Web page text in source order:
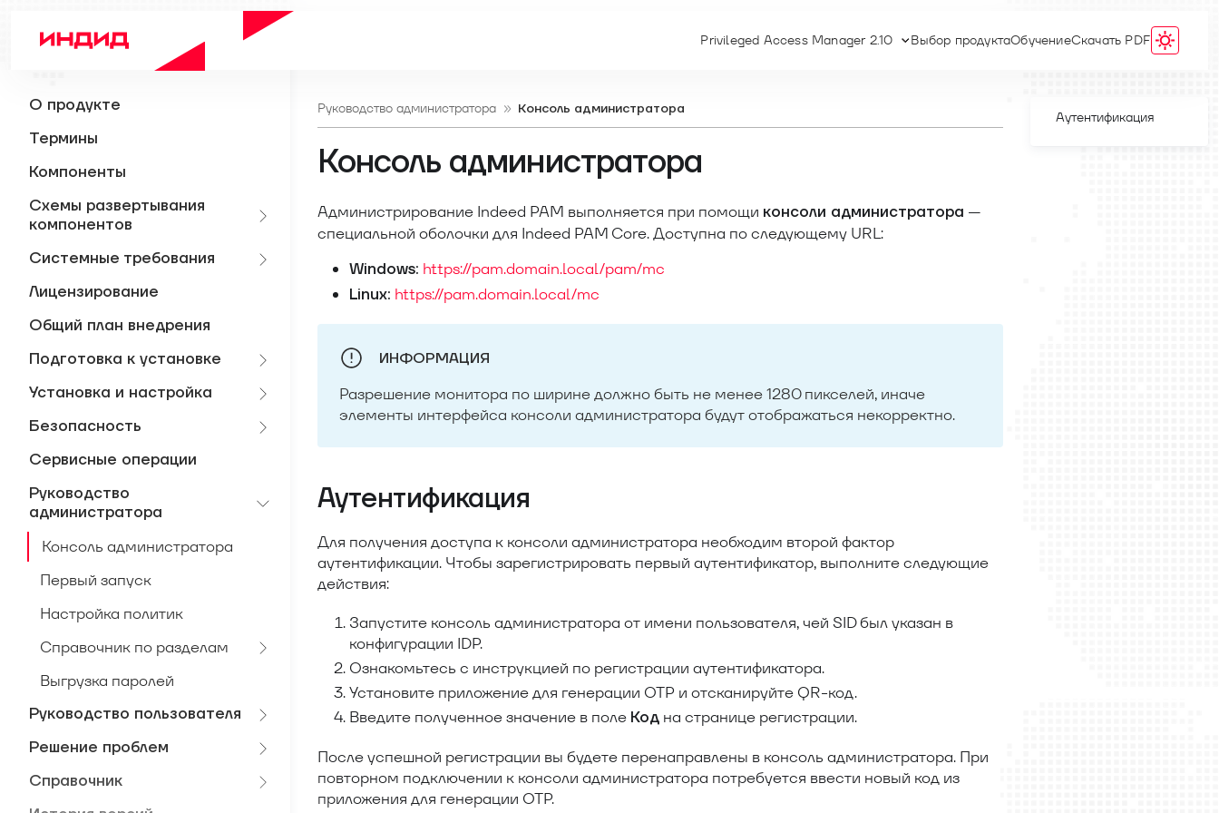
Privileged Access Manager 2.10 Выбор продуктаОбучениеСкачать PDF
О продукте
Термины
Компоненты
Схемы развертывания
компонентов
Системные требования
Лицензирование
Общий план внедрения
Подготовка к установке
Установка и настройка
Безопасность
Сервисные операции
Руководство
администратора
Консоль администратора
Первый запуск
Настройка политик
Справочник по разделам
Выгрузка паролей
Руководство пользователя
Решение проблем
Справочник
Руководство администратора Консоль администратора
Консоль администратора
Администрирование Indeed PAM выполняется при помощи консоли администратора —
специальной оболочки для Indeed PAM Core. Доступна по следующему URL:
Windows: https://pam.domain.local/pam/mc
Linux: https://pam.domain.local/mc
ИНФОРМАЦИЯ
Разрешение монитора по ширине должно быть не менее 1280 пикселей, иначе
элементы интерфейса консоли администратора будут отображаться некорректно.
Аутентификация
Для получения доступа к консоли администратора необходим второй фактор
аутентификации. Чтобы зарегистрировать первый аутентификатор, выполните следующие
действия:
Запустите консоль администратора от имени пользователя, чей SID был указан в
конфигурации IDP.
Ознакомьтесь с инструкцией по регистрации аутентификатора.
Установите приложение для генерации OTP и отсканируйте QR-код.
Введите полученное значение в поле Код на странице регистрации.
После успешной регистрации вы будете перенаправлены в консоль администратора. При
повторном подключении к консоли администратора потребуется ввести новый код из
приложения для генерации OTP.
Аутентификация